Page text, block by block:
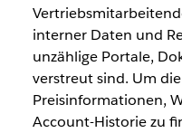
interner Daten und
unzählige Portale,
verstreut sind. Um
Preisinformationen,
Account-Historie zu